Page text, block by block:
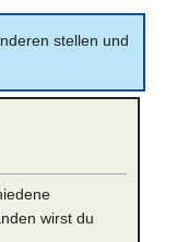
stellen und
wirst du